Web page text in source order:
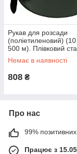
Рукав для розсади
(поліетиленовий)
500 м). Плівковий
Немає в наявності
808 ₴
Про нас
99% позитивних
Працює з